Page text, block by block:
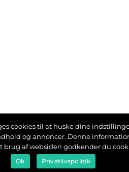
cookies til at huske dine
og annoncer. Denne
brug af websiden godkender du
Ok Privatlivspolitik